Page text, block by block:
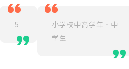
5
小学校中高学年・中
学生